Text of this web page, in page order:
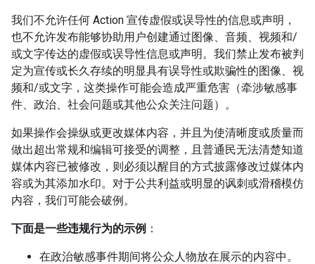
我们不允许任何 Action 宣传虚假或误导性的信息或声明，
也不允许发布能够协助用户创建通过图像、音频、视频和/
或文字传达的虚假或误导性信息或声明。我们禁止发布被判
定为宣传或长久存续的明显具有误导性或欺骗性的图像、视
频和/或文字，这类操作可能会造成严重危害（牵涉敏感事
件、政治、社会问题或其他公众关注问题）。
如果操作会操纵或更改媒体内容，并且为使清晰度或质量而
做出超出常规和编辑可接受的调整，且普通民无法清楚知道
媒体内容已被修改，则必须以醒目的方式披露修改过媒体内
容或为其添加水印。对于公共利益或明显的讽刺或滑稽模仿
内容，我们可能会破例。
下面是一些违规行为的示例 ：
在政治敏感事件期间将公众人物放在展示的内容中。